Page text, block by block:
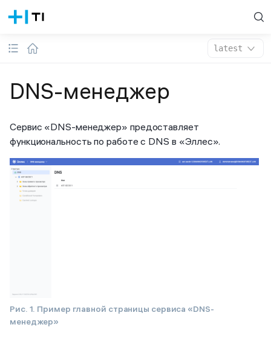
latest
DNS-менеджер
Сервис «DNS-менеджер» предоставляет
функциональность по работе с DNS в «Эллес».
Рис. 1. Пример главной страницы сервиса «DNS-
менеджер»